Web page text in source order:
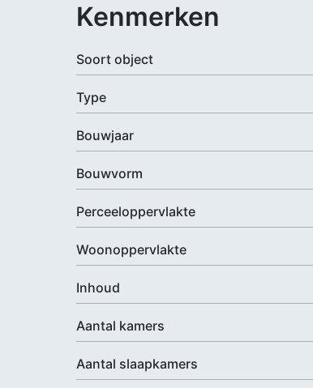
Kenmerken
Soort object
Type
Bouwjaar
Bouwvorm
Perceeloppervlakte
Woonoppervlakte
Inhoud
Aantal kamers
Aantal slaapkamers